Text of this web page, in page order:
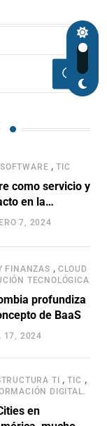
SOFTWARE ,TIC
como servicio y
en la
empresarial
7, 2024
FINANZAS , CLOUD
TECNOLÓGICA
profundiza
de BaaS
17, 2024
TI ,TIC ,
DIGITAL.
en